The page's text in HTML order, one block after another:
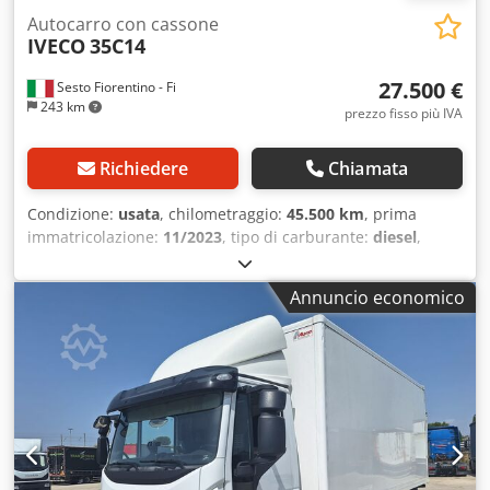
Sesto Fiorentino - Fi
243 km
Autocarro con cassone
IVECO35C14
27.500 €
prezzo fisso più IVA
Richiedere Chiamata
Condizione: usata, chilometraggio: 45.500 km, prima
immatricolazione: 11/2023, tipo di carburante: diesel,
4x2, passo:
bianco, tipo di ingranaggio:meccanico, sospensione:
aria condizionata, controllo
della velocità di crociera
, Colore Bianco, Sedili Tessuto,
Molla a balestra, Programma elettr. di stabilità ESP, Sedile
confortevole conducente, Panca passeggero, Radio,
Ricezione radio digitale DAB, Assistenza al parcheggio,
Colonna dello sterzo regolabile, Appoggio lombare
conducente, Alzacristalli elettrico, Chiusura centralizzata
con telecomando, Vetro colorato, Barra antincastro:
Annuncio economico